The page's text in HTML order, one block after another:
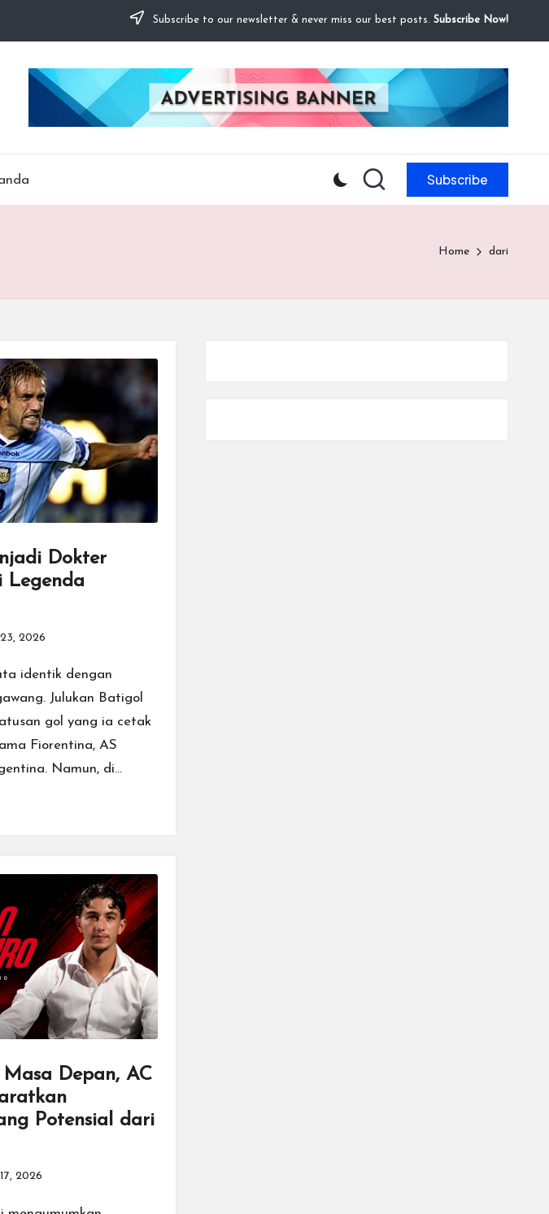
Subscribe to our newsletter & never miss our best posts. Subscribe Now!
Subscribe
Home dari
Dokter
Legenda
23, 2026
identik dengan
Julukan Batigol
gol yang ia cetak
Fiorentina, AS
Namun, di…
Depan, AC
Potensial dari
2026